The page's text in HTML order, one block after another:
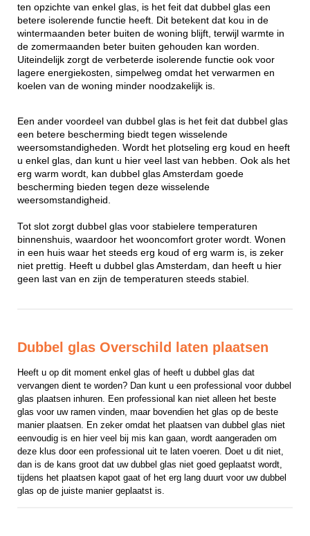
ten opzichte van enkel glas, is het feit dat dubbel glas een
betere isolerende functie heeft. Dit betekent dat kou in de
wintermaanden beter buiten de woning blijft, terwijl warmte in
de zomermaanden beter buiten gehouden kan worden.
Uiteindelijk zorgt de verbeterde isolerende functie ook voor
lagere energiekosten, simpelweg omdat het verwarmen en
koelen van de woning minder noodzakelijk is.
Een ander voordeel van dubbel glas is het feit dat dubbel glas
een betere bescherming biedt tegen wisselende
weersomstandigheden. Wordt het plotseling erg koud en heeft
u enkel glas, dan kunt u hier veel last van hebben. Ook als het
erg warm wordt, kan dubbel glas Amsterdam goede
bescherming bieden tegen deze wisselende
weersomstandigheid.
Tot slot zorgt dubbel glas voor stabielere temperaturen
binnenshuis, waardoor het wooncomfort groter wordt. Wonen
in een huis waar het steeds erg koud of erg warm is, is zeker
niet prettig. Heeft u dubbel glas Amsterdam, dan heeft u hier
geen last van en zijn de temperaturen steeds stabiel.
Dubbel glas Overschild laten plaatsen
Heeft u op dit moment enkel glas of heeft u dubbel glas dat
vervangen dient te worden? Dan kunt u een professional voor dubbel
glas plaatsen inhuren. Een professional kan niet alleen het beste
glas voor uw ramen vinden, maar bovendien het glas op de beste
manier plaatsen. En zeker omdat het plaatsen van dubbel glas niet
eenvoudig is en hier veel bij mis kan gaan, wordt aangeraden om
deze klus door een professional uit te laten voeren. Doet u dit niet,
dan is de kans groot dat uw dubbel glas niet goed geplaatst wordt,
tijdens het plaatsen kapot gaat of het erg lang duurt voor uw dubbel
glas op de juiste manier geplaatst is.